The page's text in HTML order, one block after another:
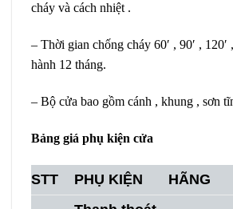
cháy và cách nhiệt .
– Thời gian chống cháy 60′ , 90′ , 120′
hành 12 tháng.
– Bộ cửa bao gồm cánh , khung , sơn
Bảng giá phụ kiện cửa
STT PHỤ KIỆN HÃNG